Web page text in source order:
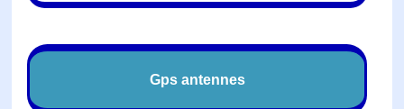
Gps antennes